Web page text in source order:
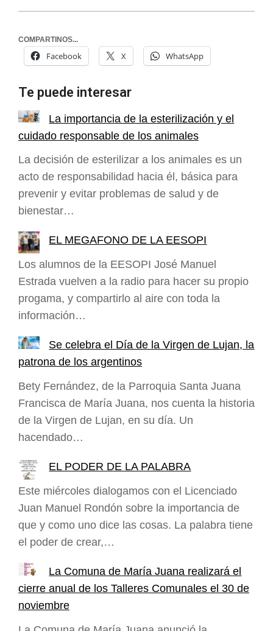
COMPARTINOS...
Facebook X WhatsApp
Te puede interesar
La importancia de la esterilización y el
cuidado responsable de los animales
La decisión de esterilizar a los animales es un
acto de responsabilidad hacia él, básica para
prevenir y evitar problemas de salud y de
bienestar…
EL MEGAFONO DE LA EESOPI
Los alumnos de la EESOPI José Manuel
Estrada vuelven a la radio para hacer su propio
progama, y compartirlo al aire con toda la
información…
Se celebra el Día de la Virgen de Lujan, la
patrona de los argentinos
Bety Fernández, de la Parroquia Santa Juana
Francisca de María Juana, nos cuenta la historia
de la Virgen de Lujan, en su día. Un
hacendado…
EL PODER DE LA PALABRA
Este miércoles dialogamos con el Licenciado
Juan Manuel Rondón sobre la importancia de
que y como uno dice las cosas. La palabra tiene
el poder de crear,…
La Comuna de María Juana realizará el
cierre anual de los Talleres Comunales el 30 de
noviembre